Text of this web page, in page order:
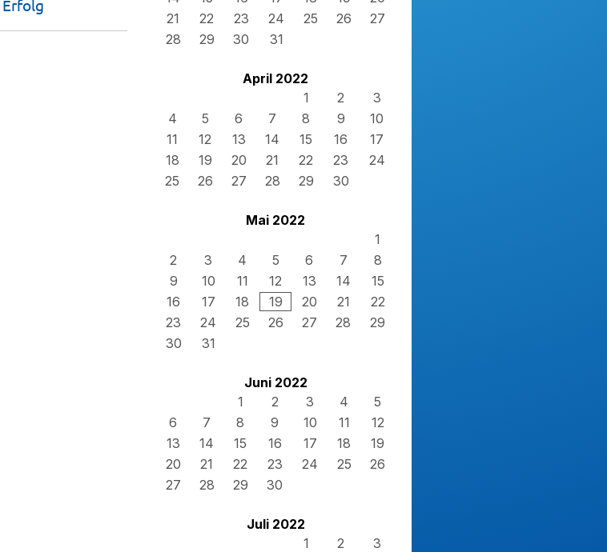
21
22 23 24 25 26
27
28
29 30 31
April 2022
1
2
3
4
5 6 7 8 9
10
11
12 13 14 15 16
17
18
19 20 21 22 23
24
25
26 27 28 29 30
Mai 2022
1
2
3 4 5 6 7
8
9
10 11 12 13 14
15
16
17 18 19 20 21
22
23
24 25 26 27 28
29
30
31
Juni 2022
1
2 3 4
5
6
7 8 9 10 11
12
13
14 15 16 17 18
19
20
21 22 23 24 25
26
27
28 29 30
Juli 2022
1
2
3
Erfolg